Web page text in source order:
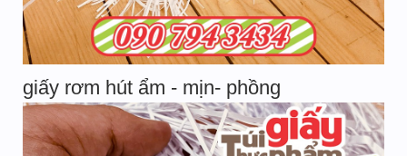
giấy rơm hút ẩm - mịn- phồng